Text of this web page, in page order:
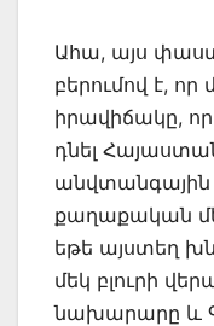
Ահա, այս
բերումով է, որ
իրավիճակը,
դնել
քաղաքական
եթե այստեղ
մեկ բլուրի
նախարարը և